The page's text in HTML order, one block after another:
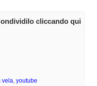
cliccando qui
vela, youtube